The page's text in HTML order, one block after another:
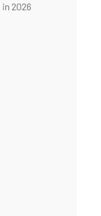
2026